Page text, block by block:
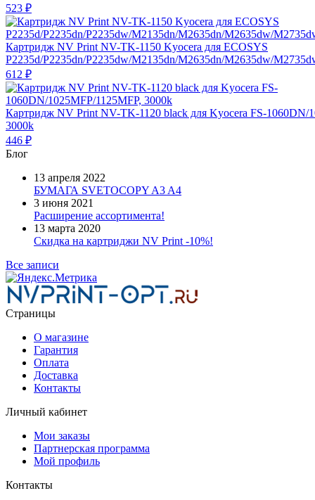
523 ₽
Картридж NV Print NV-TK-1150 Kyocera для ECOSYS
P2235d/P2235dn/P2235dw/M2135dn/M2635dn/M2635dw/
612 ₽
Картридж NV Print NV-TK-1120 black для Kyocera FS-1060DN/
3000k
446 ₽
Блог
13 апреля 2022
БУМАГА SVETOCOPY A3 A4
3 июня 2021
Расширение ассортимента!
13 марта 2020
Скидка на картриджи NV Print -10%!
Все записи
Страницы
О магазине
Гарантия
Оплата
Доставка
Контакты
Личный кабинет
Мои заказы
Партнерская программа
Мой профиль
Контакты